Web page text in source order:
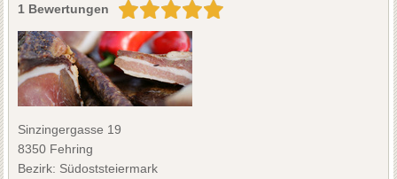
1 Bewertungen
Sinzingergasse 19
8350 Fehring
Bezirk: Südoststeiermark